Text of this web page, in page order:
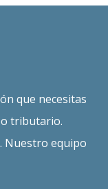
que necesitas
tributario.
Nuestro equipo